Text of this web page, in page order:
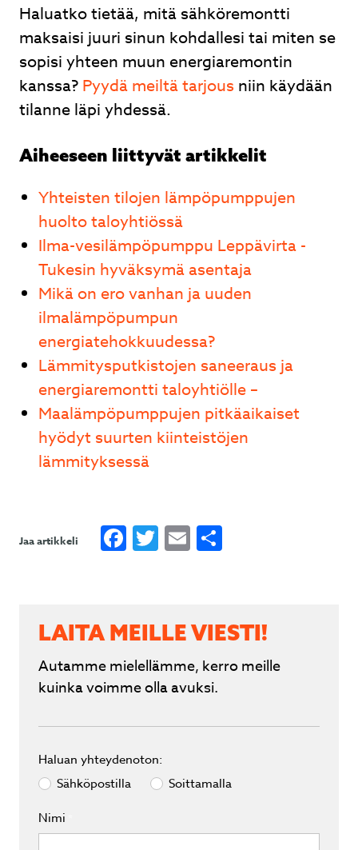
Haluatko tietää, mitä sähköremontti
maksaisi juuri sinun kohdallesi tai miten se
sopisi yhteen muun energiaremontin
kanssa? Pyydä meiltä tarjous niin käydään
tilanne läpi yhdessä.
Aiheeseen liittyvät artikkelit
Yhteisten tilojen lämpöpumppujen
huolto taloyhtiössä
Ilma-vesilämpöpumppu Leppävirta -
Tukesin hyväksymä asentaja
Mikä on ero vanhan ja uuden
ilmalämpöpumpun
energiatehokkuudessa?
Lämmitysputkistojen saneeraus ja
energiaremontti taloyhtiölle –
Maalämpöpumppujen pitkäaikaiset
hyödyt suurten kiinteistöjen
lämmityksessä
Jaa artikkeli Facebook
Twitter
Email
LAITA MEILLE VIESTI!
Autamme mielellämme, kerro meille
kuinka voimme olla avuksi.
Haluan yhteydenoton:
Sähköpostilla
Soittamalla
Nimi